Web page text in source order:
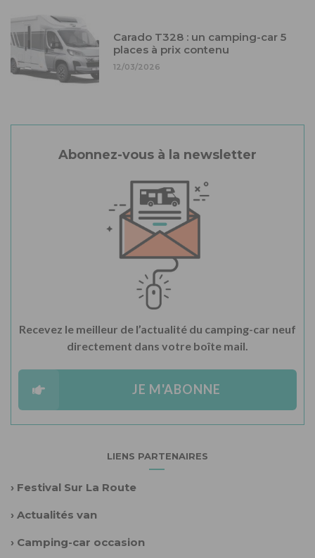
Carado T328 : un camping-car 5
places à prix contenu
12/03/2026
Abonnez-vous à la newsletter
Recevez le meilleur de l’actualité du camping-car neuf
directement dans votre boîte mail.
JE M'ABONNE
LIENS PARTENAIRES
› Festival Sur La Route
› Actualités van
› Camping-car occasion